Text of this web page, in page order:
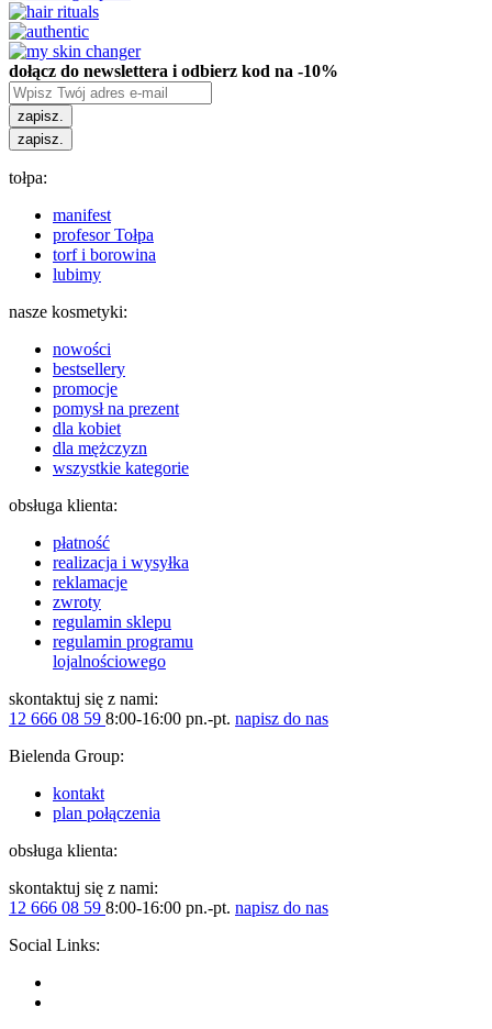
dołącz do newslettera i odbierz kod na -10%
zapisz.
zapisz.
tołpa:
manifest
profesor Tołpa
torf i borowina
lubimy
nasze kosmetyki:
nowości
bestsellery
promocje
pomysł na prezent
dla kobiet
dla mężczyzn
wszystkie kategorie
obsługa klienta:
płatność
realizacja i wysyłka
reklamacje
zwroty
regulamin sklepu
regulamin programu
lojalnościowego
skontaktuj się z nami:
12 666 08 59 8:00-16:00 pn.-pt. napisz do nas
Bielenda Group:
kontakt
plan połączenia
obsługa klienta:
skontaktuj się z nami:
12 666 08 59 8:00-16:00 pn.-pt. napisz do nas
Social Links: